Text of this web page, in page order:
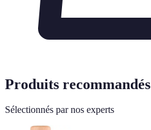
Produits recommandés
Sélectionnés par nos experts